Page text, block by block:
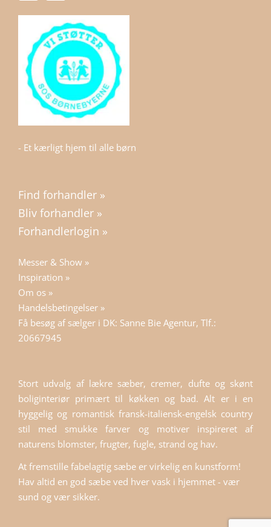
- Et kærligt hjem til alle børn
Find forhandler »
Bliv forhandler »
Forhandlerlogin »
Messer & Show »
Inspiration »
Om os »
Handelsbetingelser »
Få besøg af sælger i DK: Sanne Bie Agentur, Tlf.:
20667945
Stort udvalg af lækre sæber, cremer, dufte og skønt
boliginteriør primært til køkken og bad. Alt er i en
hyggelig og romantisk fransk-italiensk-engelsk country
stil med smukke farver og motiver inspireret af
naturens blomster, frugter, fugle, strand og hav.
At fremstille fabelagtig sæbe er virkelig en kunstform!
Hav altid en god sæbe ved hver vask i hjemmet - vær
sund og vær sikker.